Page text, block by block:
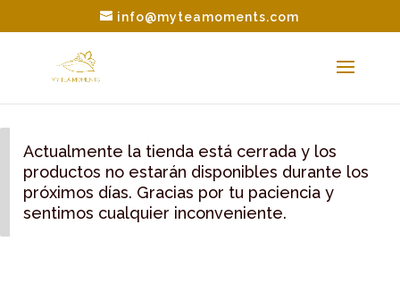
info@myteamoments.com
Actualmente la tienda está cerrada y los
productos no estarán disponibles durante los
próximos días. Gracias por tu paciencia y
sentimos cualquier inconveniente.